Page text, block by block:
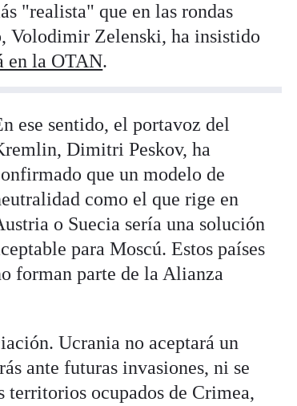
"realista" que en las rondas
Volodimir Zelenski, ha insistido
en la OTAN.
ese sentido, el portavoz del
Dimitri Peskov, ha
que un modelo de
como el que rige en
o Suecia sería una solución
para Moscú. Estos países
forman parte de la Alianza
Ucrania no aceptará un
ante futuras invasiones, ni se
territorios ocupados de Crimea,